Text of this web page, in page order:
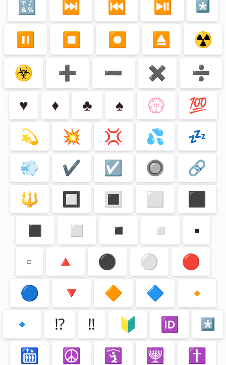
🔣 ⏭ ⏮ ⏯ *️⃣
⏸ ⏹ ⏺ ⏏️
☢️
☣️
➕ ➖ ✖️
➗
♥️
♦️ ♣️ ♠️ 💮
💯
💫
💥 💢 💦
💤
💨
✔️ ☑️ 🔘
🔗
🔱
🔲 🔳 ⬜️
⬛️
◼️
◻️ ◾️ ◽️
▪️
▫️
🔺 ⚫️ ⚪️
🔴
🔵
🔻 🔶 🔷
🔸
🔹
⁉️ ‼️ 🔰 🆔 *️⃣
🛗 ☮️ 🛐 🕎
✝️